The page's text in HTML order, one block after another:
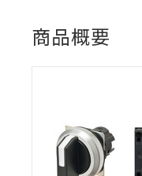
商品概要